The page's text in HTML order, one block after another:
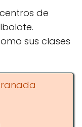
de
sus clases